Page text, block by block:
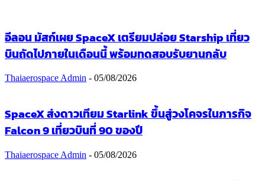
อีลอน มัสก์เผย SpaceX เตรียมปล่อย Starship เที่ยว
บินถัดไปภายในเดือนนี้ พร้อมทดสอบรับยานกลับ
Thaiaerospace Admin - 05/08/2026
SpaceX ส่งดาวเทียม Starlink ขึ้นสู่วงโคจรในภารกิจ
Falcon 9 เที่ยวบินที่ 90 ของปี
Thaiaerospace Admin - 05/08/2026